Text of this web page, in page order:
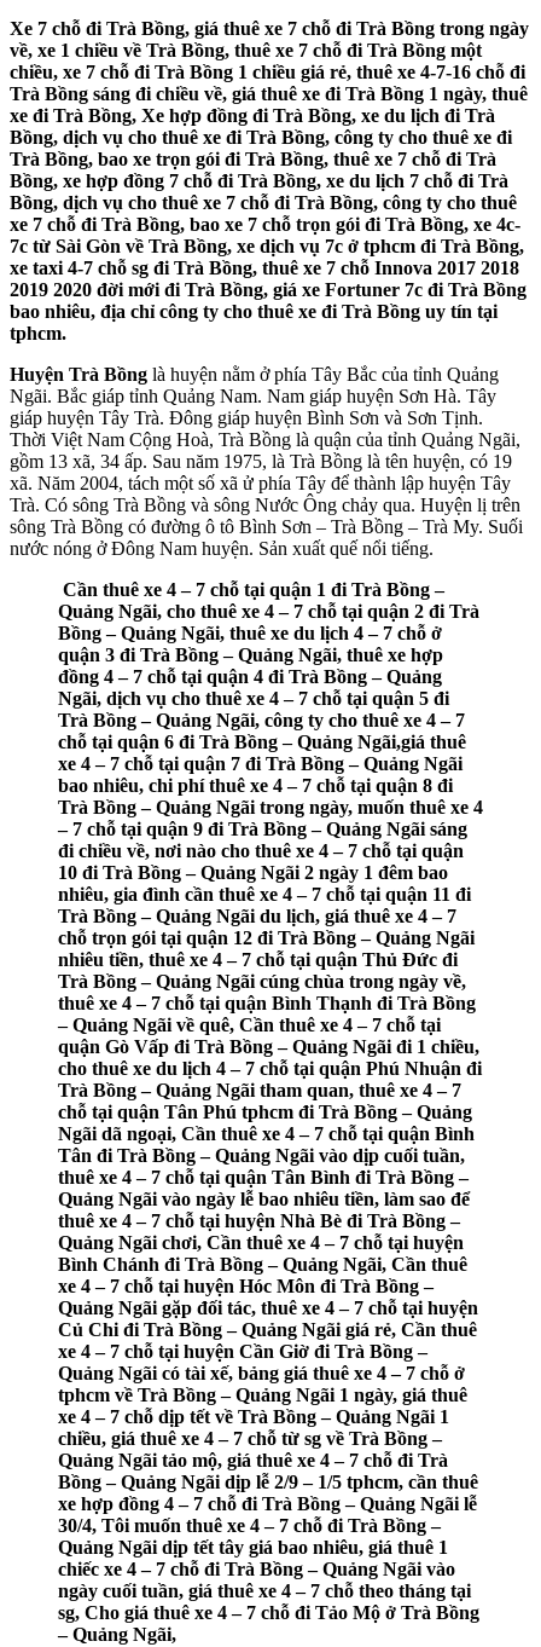
Xe 7 chỗ đi Trà Bồng, giá thuê xe 7 chỗ đi Trà Bồng trong ngày
về, xe 1 chiều về Trà Bồng, thuê xe 7 chỗ đi Trà Bồng một
chiều, xe 7 chỗ đi Trà Bồng 1 chiều giá rẻ, thuê xe 4-7-16 chỗ đi
Trà Bồng sáng đi chiều về, giá thuê xe đi Trà Bồng 1 ngày, thuê
xe đi Trà Bồng, Xe hợp đồng đi Trà Bồng, xe du lịch đi Trà
Bồng, dịch vụ cho thuê xe đi Trà Bồng, công ty cho thuê xe đi
Trà Bồng, bao xe trọn gói đi Trà Bồng, thuê xe 7 chỗ đi Trà
Bồng, xe hợp đồng 7 chỗ đi Trà Bồng, xe du lịch 7 chỗ đi Trà
Bồng, dịch vụ cho thuê xe 7 chỗ đi Trà Bồng, công ty cho thuê
xe 7 chỗ đi Trà Bồng, bao xe 7 chỗ trọn gói đi Trà Bồng, xe 4c-
7c từ Sài Gòn về Trà Bồng, xe dịch vụ 7c ở tphcm đi Trà Bồng,
xe taxi 4-7 chỗ sg đi Trà Bồng, thuê xe 7 chỗ Innova 2017 2018
2019 2020 đời mới đi Trà Bồng, giá xe Fortuner 7c đi Trà Bồng
bao nhiêu, địa chỉ công ty cho thuê xe đi Trà Bồng uy tín tại
tphcm.
Huyện Trà Bồng là huyện nằm ở phía Tây Bắc của tỉnh Quảng
Ngãi. Bắc giáp tỉnh Quảng Nam. Nam giáp huyện Sơn Hà. Tây
giáp huyện Tây Trà. Đông giáp huyện Bình Sơn và Sơn Tịnh.
Thời Việt Nam Cộng Hoà, Trà Bồng là quận của tỉnh Quảng Ngãi,
gồm 13 xã, 34 ấp. Sau năm 1975, là Trà Bồng là tên huyện, có 19
xã. Năm 2004, tách một số xã ử phía Tây để thành lập huyện Tây
Trà. Có sông Trà Bồng và sông Nước Ông chảy qua. Huyện lị trên
sông Trà Bồng có đường ô tô Bình Sơn – Trà Bồng – Trà My. Suối
nước nóng ở Đông Nam huyện. Sản xuất quế nổi tiếng.
Cần thuê xe 4 – 7 chỗ tại quận 1 đi Trà Bồng –
Quảng Ngãi, cho thuê xe 4 – 7 chỗ tại quận 2 đi Trà
Bồng – Quảng Ngãi, thuê xe du lịch 4 – 7 chỗ ở
quận 3 đi Trà Bồng – Quảng Ngãi, thuê xe hợp
đồng 4 – 7 chỗ tại quận 4 đi Trà Bồng – Quảng
Ngãi, dịch vụ cho thuê xe 4 – 7 chỗ tại quận 5 đi
Trà Bồng – Quảng Ngãi, công ty cho thuê xe 4 – 7
chỗ tại quận 6 đi Trà Bồng – Quảng Ngãi,giá thuê
xe 4 – 7 chỗ tại quận 7 đi Trà Bồng – Quảng Ngãi
bao nhiêu, chi phí thuê xe 4 – 7 chỗ tại quận 8 đi
Trà Bồng – Quảng Ngãi trong ngày, muốn thuê xe 4
– 7 chỗ tại quận 9 đi Trà Bồng – Quảng Ngãi sáng
đi chiều về, nơi nào cho thuê xe 4 – 7 chỗ tại quận
10 đi Trà Bồng – Quảng Ngãi 2 ngày 1 đêm bao
nhiêu, gia đình cần thuê xe 4 – 7 chỗ tại quận 11 đi
Trà Bồng – Quảng Ngãi du lịch, giá thuê xe 4 – 7
chỗ trọn gói tại quận 12 đi Trà Bồng – Quảng Ngãi
nhiêu tiền, thuê xe 4 – 7 chỗ tại quận Thủ Đức đi
Trà Bồng – Quảng Ngãi cúng chùa trong ngày về,
thuê xe 4 – 7 chỗ tại quận Bình Thạnh đi Trà Bồng
– Quảng Ngãi về quê, Cần thuê xe 4 – 7 chỗ tại
quận Gò Vấp đi Trà Bồng – Quảng Ngãi đi 1 chiều,
cho thuê xe du lịch 4 – 7 chỗ tại quận Phú Nhuận đi
Trà Bồng – Quảng Ngãi tham quan, thuê xe 4 – 7
chỗ tại quận Tân Phú tphcm đi Trà Bồng – Quảng
Ngãi dã ngoại, Cần thuê xe 4 – 7 chỗ tại quận Bình
Tân đi Trà Bồng – Quảng Ngãi vào dịp cuối tuần,
thuê xe 4 – 7 chỗ tại quận Tân Bình đi Trà Bồng –
Quảng Ngãi vào ngày lễ bao nhiêu tiền, làm sao để
thuê xe 4 – 7 chỗ tại huyện Nhà Bè đi Trà Bồng –
Quảng Ngãi chơi, Cần thuê xe 4 – 7 chỗ tại huyện
Bình Chánh đi Trà Bồng – Quảng Ngãi, Cần thuê
xe 4 – 7 chỗ tại huyện Hóc Môn đi Trà Bồng –
Quảng Ngãi gặp đối tác, thuê xe 4 – 7 chỗ tại huyện
Củ Chi đi Trà Bồng – Quảng Ngãi giá rẻ, Cần thuê
xe 4 – 7 chỗ tại huyện Cần Giờ đi Trà Bồng –
Quảng Ngãi có tài xế, bảng giá thuê xe 4 – 7 chỗ ở
tphcm về Trà Bồng – Quảng Ngãi 1 ngày, giá thuê
xe 4 – 7 chỗ dịp tết về Trà Bồng – Quảng Ngãi 1
chiều, giá thuê xe 4 – 7 chỗ từ sg về Trà Bồng –
Quảng Ngãi tảo mộ, giá thuê xe 4 – 7 chỗ đi Trà
Bồng – Quảng Ngãi dịp lễ 2/9 – 1/5 tphcm, cần thuê
xe hợp đồng 4 – 7 chỗ đi Trà Bồng – Quảng Ngãi lễ
30/4, Tôi muốn thuê xe 4 – 7 chỗ đi Trà Bồng –
Quảng Ngãi dịp tết tây giá bao nhiêu, giá thuê 1
chiếc xe 4 – 7 chỗ đi Trà Bồng – Quảng Ngãi vào
ngày cuối tuần, giá thuê xe 4 – 7 chỗ theo tháng tại
sg, Cho giá thuê xe 4 – 7 chỗ đi Tảo Mộ ở Trà Bồng
– Quảng Ngãi,